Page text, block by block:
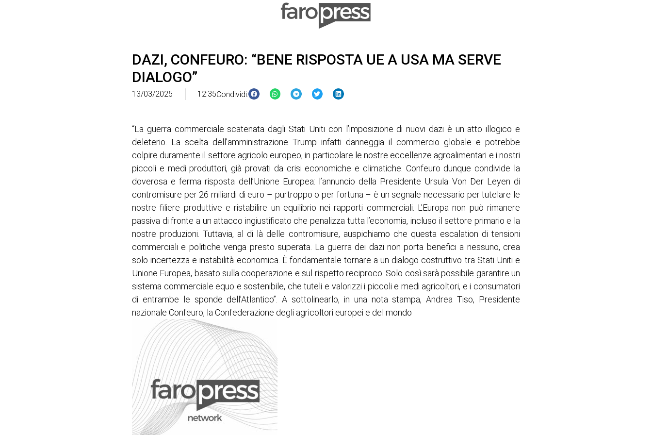
DAZI, CONFEURO: “BENE RISPOSTA UE A USA MA SERVE
DIALOGO”
13/03/2025 12:35Condividi:
“La guerra commerciale scatenata dagli Stati Uniti con l’imposizione di nuovi dazi è un atto illogico e
deleterio. La scelta dell’amministrazione Trump infatti danneggia il commercio globale e potrebbe
colpire duramente il settore agricolo europeo, in particolare le nostre eccellenze agroalimentari e i nostri
piccoli e medi produttori, già provati da crisi economiche e climatiche. Confeuro dunque condivide la
doverosa e ferma risposta dell’Unione Europea: l’annuncio della Presidente Ursula Von Der Leyen di
contromisure per 26 miliardi di euro – purtroppo o per fortuna – è un segnale necessario per tutelare le
nostre filiere produttive e ristabilire un equilibrio nei rapporti commerciali. L’Europa non può rimanere
passiva di fronte a un attacco ingiustificato che penalizza tutta l’economia, incluso il settore primario e la
nostre produzioni. Tuttavia, al di là delle contromisure, auspichiamo che questa escalation di tensioni
commerciali e politiche venga presto superata. La guerra dei dazi non porta benefici a nessuno, crea
solo incertezza e instabilità economica. È fondamentale tornare a un dialogo costruttivo tra Stati Uniti e
Unione Europea, basato sulla cooperazione e sul rispetto reciproco. Solo così sarà possibile garantire un
sistema commerciale equo e sostenibile, che tuteli e valorizzi i piccoli e medi agricoltori, e i consumatori
di entrambe le sponde dell’Atlantico”. A sottolinearlo, in una nota stampa, Andrea Tiso, Presidente
nazionale Confeuro, la Confederazione degli agricoltori europei e del mondo